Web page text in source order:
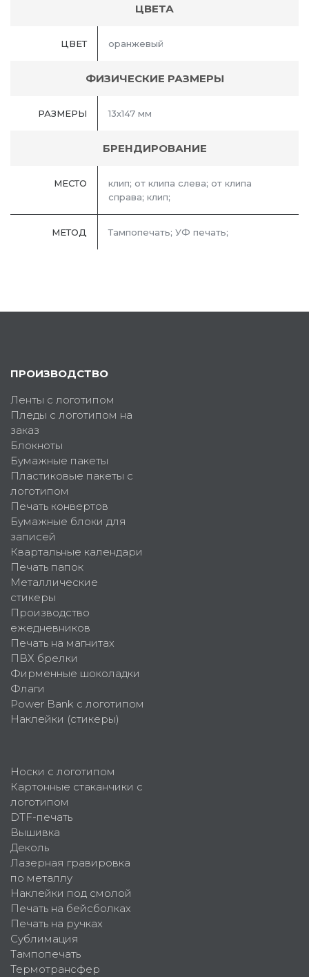
ЦВЕТА
ЦВЕТ оранжевый
ФИЗИЧЕСКИЕ РАЗМЕРЫ
РАЗМЕРЫ 13х147 мм
БРЕНДИРОВАНИЕ
МЕСТО
клип; от клипа слева; от клипа
справа; клип;
МЕТОД Тампопечать; УФ печать;
ПРОИЗВОДСТВО
Ленты с логотипом
Пледы с логотипом на
заказ
Блокноты
Бумажные пакеты
Пластиковые пакеты с
логотипом
Печать конвертов
Бумажные блоки для
записей
Квартальные календари
Печать папок
Металлические
стикеры
Производство
ежедневников
Печать на магнитах
ПВХ брелки
Фирменные шоколадки
Флаги
Power Bank с логотипом
Наклейки (стикеры)
Носки с логотипом
Картонные стаканчики с
логотипом
DTF-печать
Вышивка
Деколь
Лазерная гравировка
по металлу
Наклейки под смолой
Печать на бейсболках
Печать на ручках
Сублимация
Тампопечать
Термотрансфер